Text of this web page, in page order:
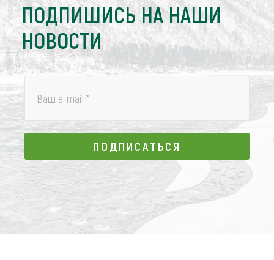
ПОДПИШИСЬ НА НАШИ
НОВОСТИ
Ваш e-mail *
ПОДПИСАТЬСЯ
ПОДПИСАТЬСЯ